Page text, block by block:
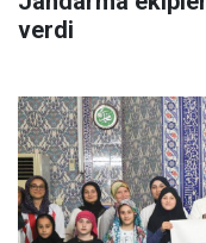
verdi